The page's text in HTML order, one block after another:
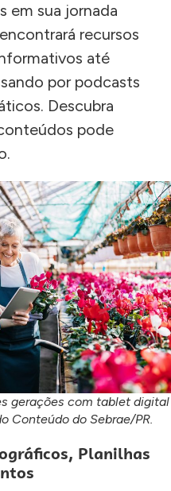
em sua jornada
recursos
até
por podcasts
Descubra
pode
gerações com tablet digital
Conteúdo do Sebrae/PR.
Planilhas